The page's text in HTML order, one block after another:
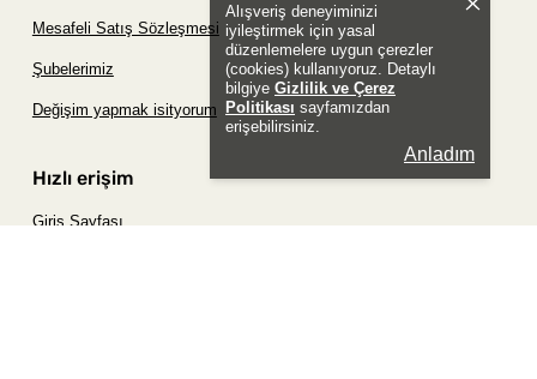
Alışveriş deneyiminizi
iyileştirmek için yasal
düzenlemelere uygun çerezler
(cookies) kullanıyoruz. Detaylı
bilgiye Gizlilik ve Çerez
Politikası sayfamızdan
erişebilirsiniz.
Anladım
Mesafeli Satış Sözleşmesi
Şubelerimiz
Değişim yapmak isityorum
Hızlı erişim
Giriş Sayfası